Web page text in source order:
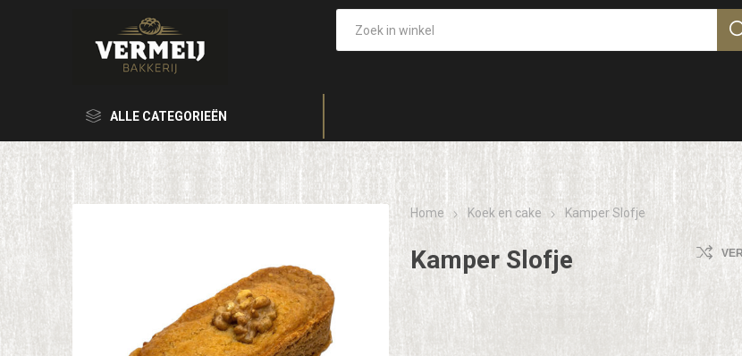
ALLE CATEGORIEËN
Home Koek en cake Kamper Slofje
Kamper Slofje